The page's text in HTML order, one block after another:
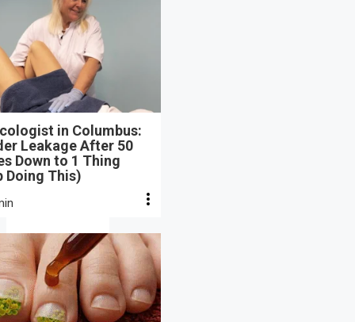
in Columbus:
Leakage After 50
Down to 1 Thing
Doing This)